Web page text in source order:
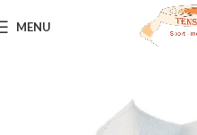
MENU
Home Verbandmiddelen Windsels